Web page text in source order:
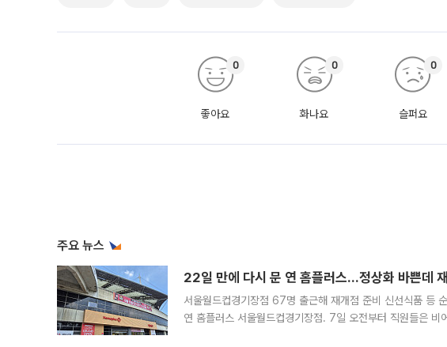
좋아요
0
화나요
0
슬퍼요
0
주요 뉴스
22일 만에 다시 문 연 홈플러스…정상화 바쁜데
서울월드컵경기장점 67명 출근해 재개점 준비 신선식품 등
연 홈플러스 서울월드컵경기장점. 7일 오전부터 직원들은